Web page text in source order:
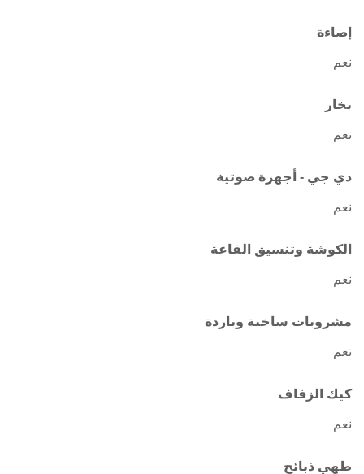
إضاءة
نعم
بخار
نعم
دي جي - أجهزة صوتية
نعم
الكوشة وتنسيق القاعة
نعم
مشروبات ساخنة وباردة
نعم
كيك الزفاف
نعم
طهي ذبائح